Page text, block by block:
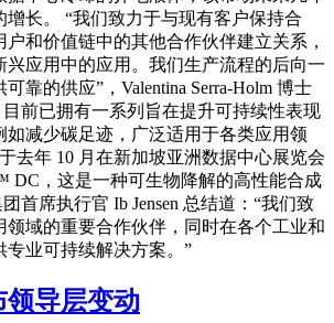
长。 “我们致力于与现有客户保持合
和价值链中的其他合作伙伴建立关系，
兴应用中的应用。我们生产流程的后向一
靠的供应”，Valentina Serra-Holm 博士
目前已拥有一系列旨在提升可持续性表现
如减少碳足迹，广泛适用于各类应用领
去年 10 月在新加坡亚洲数据中心展览会
DC，这是一种可生物降解的高性能合成
首席执行官 Ib Jensen 总结道：“我们致
领域的重要合作伙伴，同时在各个工业和
专业可持续解决方案。”
导层变动